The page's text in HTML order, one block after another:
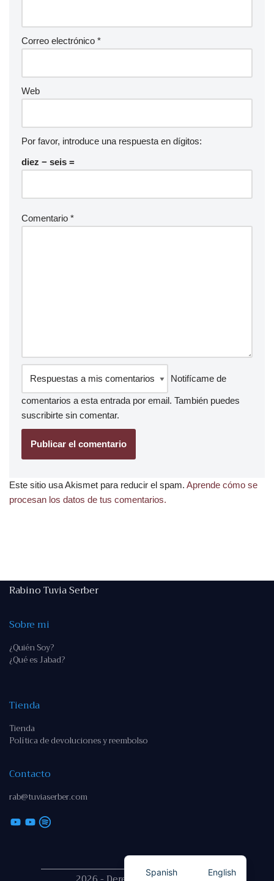
Correo electrónico *
Web
Por favor, introduce una respuesta en dígitos:
diez − seis =
Comentario *
Notifícame de
comentarios a esta entrada por email. También puedes
suscribirte sin comentar.
Este sitio usa Akismet para reducir el spam. Aprende cómo se
procesan los datos de tus comentarios.
Rabino Tuvia Serber
Sobre mi
¿Quién Soy?
¿Qué es Jabad?
Tienda
Tienda
Política de devoluciones y reembolso
Contacto
rab@tuviaserber.com
Spanish English